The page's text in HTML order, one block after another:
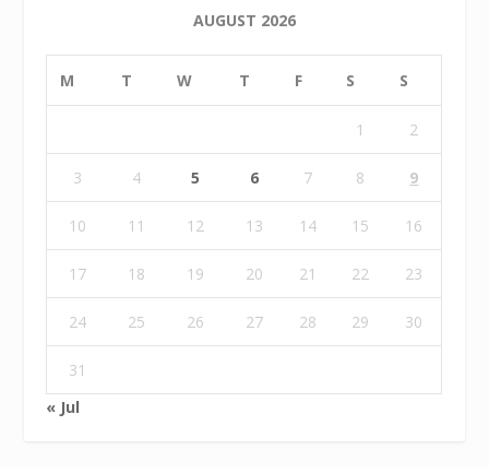
AUGUST 2026
M T W T F S S
1 2
3 4 5 6 7 8 9
10 11 12 13 14 15 16
17 18 19 20 21 22 23
24 25 26 27 28 29 30
31
« Jul